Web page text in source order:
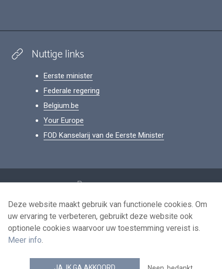
Nuttige links
Eerste minister
Federale regering
Belgium.be
Your Europe
FOD Kanselarij van de Eerste Minister
Persoonsgegevens
Voorwaarden voor het hergebruik
Contacteer ons
news.belgium RSS feed
Deze website maakt gebruik van functionele cookies. Om
uw ervaring te verbeteren, gebruikt deze website ook
optionele cookies waarvoor uw toestemming vereist is.
Meer info.